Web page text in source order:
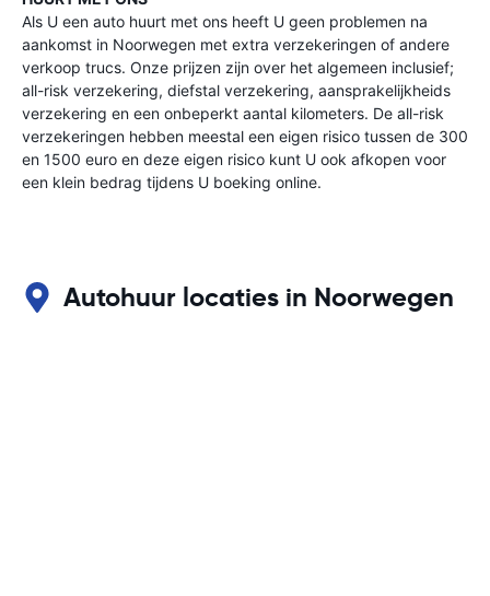
Als U een auto huurt met ons heeft U geen problemen na
aankomst in Noorwegen met extra verzekeringen of andere
verkoop trucs. Onze prijzen zijn over het algemeen inclusief;
all-risk verzekering, diefstal verzekering, aansprakelijkheids
verzekering en een onbeperkt aantal kilometers. De all-risk
verzekeringen hebben meestal een eigen risico tussen de 300
en 1500 euro en deze eigen risico kunt U ook afkopen voor
een klein bedrag tijdens U boeking online.
Autohuur locaties in Noorwegen